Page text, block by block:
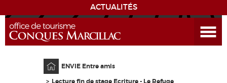
ACTUALITÉS
ENVIEDE...
DÉCOUVRIR LA DESTINATION
ENVIE Entre amis